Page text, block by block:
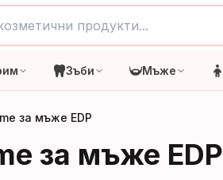
Зъби Мъже
за мъже EDP
за мъже EDP